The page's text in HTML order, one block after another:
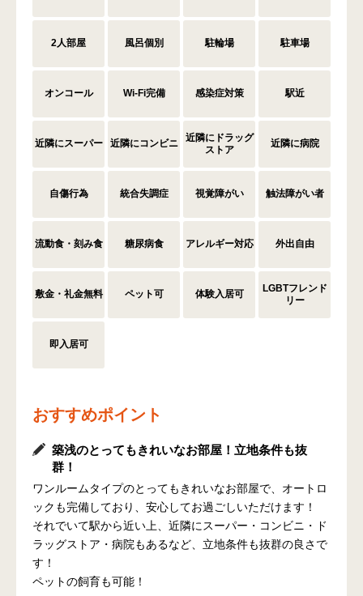
2人部屋 風呂個別 駐輪場 駐車場
オンコール Wi-Fi完備 感染症対策 駅近
近隣にスーパー 近隣にコンビニ
近隣にドラッグ
ストア
近隣に病院
自傷行為 統合失調症 視覚障がい 触法障がい者
流動食・刻み食 糖尿病食 アレルギー対応 外出自由
敷金・礼金無料 ペット可 体験入居可
LGBTフレンド
リー
即入居可
おすすめポイント
築浅のとってもきれいなお部屋！立地条件も抜
群！
ワンルームタイプのとってもきれいなお部屋で、オートロ
ックも完備しており、安心してお過ごしいただけます！
それでいて駅から近い上、近隣にスーパー・コンビニ・ド
ラッグストア・病院もあるなど、立地条件も抜群の良さで
す！
ペットの飼育も可能！